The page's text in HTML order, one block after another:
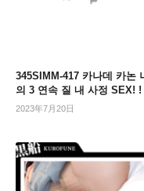
345SIMM-417 카나데 카논
의 3 연속 질 내 사정 SEX!
2023年7月20日